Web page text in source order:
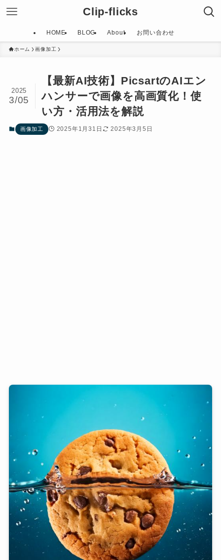
Clip-flicks
HOME BLOG About お問い合わせ
ホーム 画像加工
【最新AI技術】PicsartのAIエン
ハンサーで画像を高画質化！使
い方・活用法を解説
2025
3/05
画像加工 2025年1月31日 2025年3月5日